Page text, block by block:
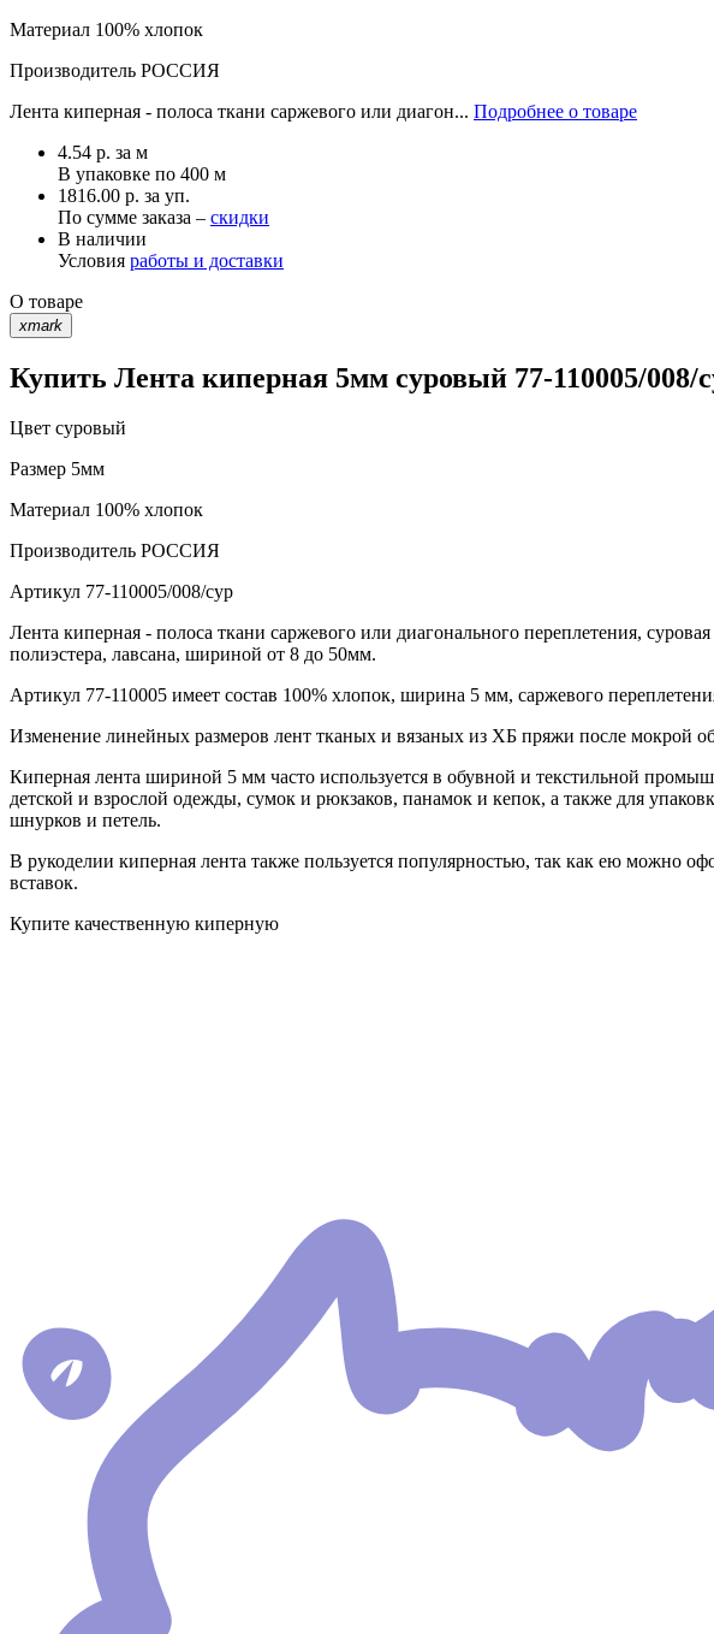
Материал 100% хлопок
Производитель РОССИЯ
Лента киперная - полоса ткани саржевого или диагон... Подробнее о товаре
4.54 р. за м
В упаковке по 400 м
1816.00 р. за уп.
По сумме заказа – скидки
В наличии
Условия работы и доставки
О товаре
xmark
Купить Лента киперная 5мм суровый 77-110005/008/
Цвет суровый
Размер 5мм
Материал 100% хлопок
Производитель РОССИЯ
Артикул 77-110005/008/сур
Лента киперная - полоса ткани саржевого или диагонального переплетения,
полиэстера, лавсана, шириной от 8 до 50мм.
Артикул 77-110005 имеет состав 100% хлопок, ширина 5 мм, саржевого
Изменение линейных размеров лент тканых и вязаных из ХБ пряжи после мокрой
Киперная лента шириной 5 мм часто используется в обувной и текстильной
детской и взрослой одежды, сумок и рюкзаков, панамок и кепок, а также для
шнурков и петель.
В рукоделии киперная лента также пользуется популярностью, так как ею можно
вставок.
Купите качественную киперную